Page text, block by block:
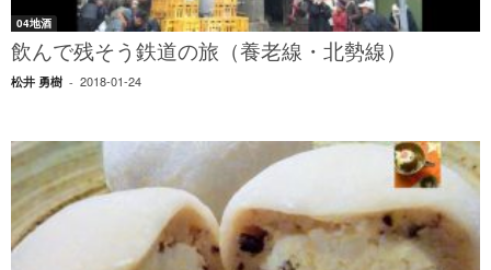
04地酒
飲んで残そう鉄道の旅（養老線・北勢線）
松井 勇樹 - 2018-01-24